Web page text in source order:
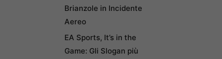
Brianzole in Incidente
Aereo
EA Sports, It’s in the
Game: Gli Slogan più